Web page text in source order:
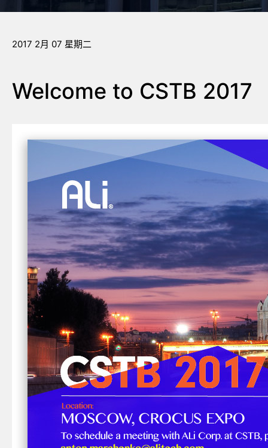
2017 2月 07 星期二
Welcome to CSTB 2017